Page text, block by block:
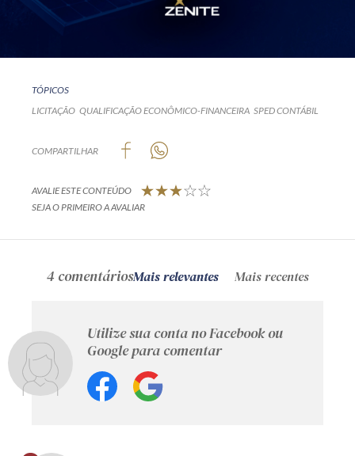
TÓPICOS
LICITAÇÃO QUALIFICAÇÃO ECONÔMICO-FINANCEIRA SPED CONTÁBIL
COMPARTILHAR
AVALIE ESTE CONTEÚDO
SEJA O PRIMEIRO A AVALIAR
4 comentáriosMais relevantes Mais recentes
Utilize sua conta no Facebook ou
Google para comentar